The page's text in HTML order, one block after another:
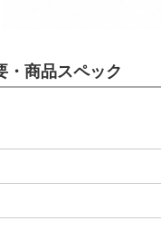
・商品スペック